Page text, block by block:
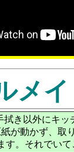
イ
き以外にキッ
が動かず、取
。それでいて